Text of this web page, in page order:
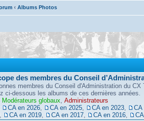
‹ Albums Photos
des membres du Conseil
membres du Conseil d'Administration du CX
ci-dessous les albums de ces dernières années.
Modérateurs globaux, Administrateurs
CA en 2026, CA en 2025, CA en 2023,
CA
, CA en 2019, CA en 2017, CA en 2016,